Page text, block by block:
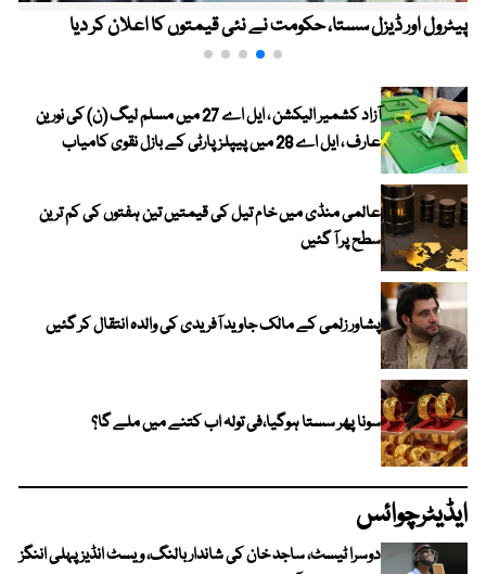
پیٹرول اور ڈیزل سستا، حکومت نے نئی قیمتوں کا اعلان کر دیا
آزاد کشمیر الیکشن ، ایل اے 27 میں مسلم لیگ (ن) کی نورین
عارف ، ایل اے 28 میں پیپلز پارٹی کے بازل نقوی کامیاب
عالمی منڈی میں خام تیل کی قیمتیں تین ہفتوں کی کم ترین
سطح پر آ گئیں
پشاور زلمی کے مالک جاوید آفریدی کی والدہ انتقال کر گئیں
سونا پھر سستا ہوگیا،فی تولہ اب کتنے میں ملے گا؟
ایڈیٹرچوائس
دوسرا ٹیسٹ، ساجد خان کی شاندار بالنگ، ویسٹ انڈیز پہلی اننگز